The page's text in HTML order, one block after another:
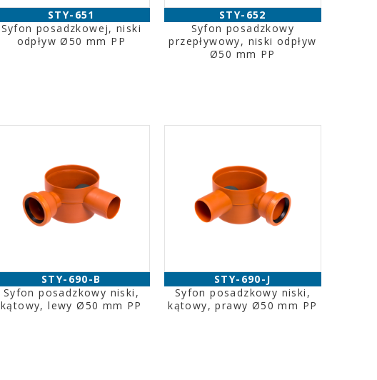
STY-651
Syfon posadzkowej, niski
odpływ Ø50 mm PP
STY-652
Syfon posadzkowy
przepływowy, niski odpływ
Ø50 mm PP
STY-690-B
Syfon posadzkowy niski,
kątowy, lewy Ø50 mm PP
STY-690-J
Syfon posadzkowy niski,
kątowy, prawy Ø50 mm PP